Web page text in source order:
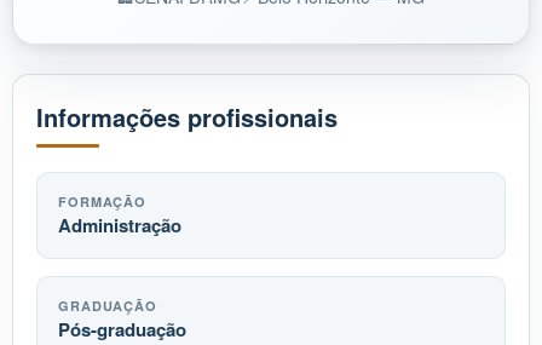
Informações profissionais
FORMAÇÃO
Administração
GRADUAÇÃO
Pós-graduação